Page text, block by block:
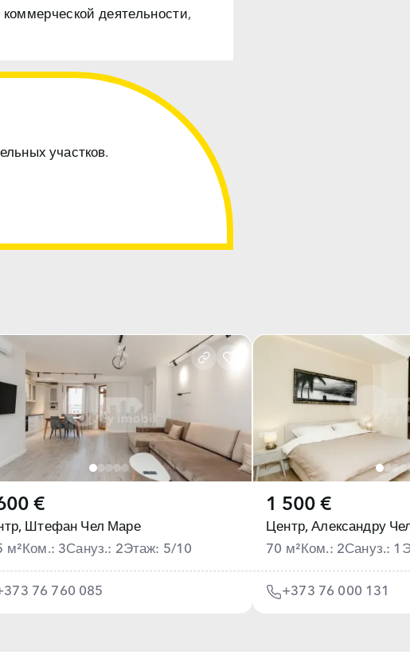
деятельности,
участков.
€
Штефан Чел Маре
м² Ком.: 3Сануз.: 2Этаж: 5/10
76 760 085
1 500 €
Центр, Александру
70 м² Ком.: 2Сануз.: 1
+373 76 000 131